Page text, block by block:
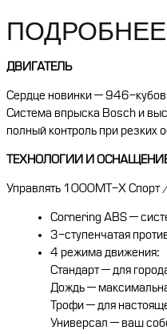
ДВИГАТЕЛЬ
Сердце новинки — 946-
Система впрыска Bosch и
полный контроль при резких
ТЕХНОЛОГИИ И
Управлять 1000MT-X Спорт
Cornering ABS —
3-ступенчатая
4 режима движения:
Стандарт— для
Дождь —
Трофи — для
Универсал — ваш